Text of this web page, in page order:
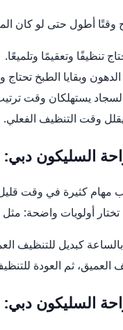
وقتًا أطول حتى لو كان
تنظيفًا وتعقيمًا وتلميعًا.
الدهون وبقايا الطبخ تحتاج
يستهلكان وقت
يقلل وقت التنظيف الفعلي.
السليكون دبي:
مهام كثيرة في وقت
تختار أولويات واضحة:
كبديل للتنظيف
العميق، ثم العودة
السليكون